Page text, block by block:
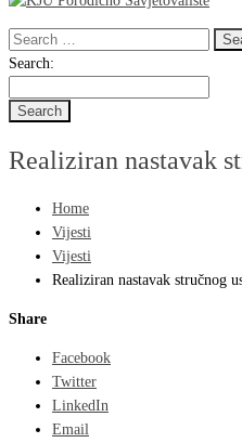
Search
for:
Search
Search:
Realiziran nastavak
Home
Vijesti
Vijesti
Realiziran nastavak stručnog
Share
Facebook
Twitter
LinkedIn
Email